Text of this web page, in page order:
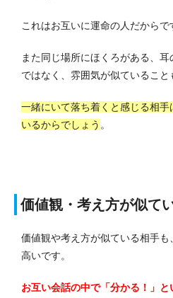
これはお互いに運命の人だからで
また同じ場所にほくろがある、
ではなく、雰囲気が似ていること
一緒にいて落ち着くと感じる相
いるからでしょう 。
価値観・考え方が似て
価値観や考え方が似ている相手
高いです。
お互い会話の中で「分かる！」